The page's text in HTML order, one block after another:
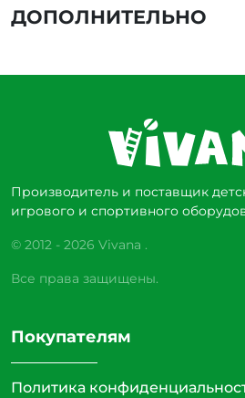
ДОПОЛНИТЕЛЬНО
Производитель и поставщик
игрового и спортивного
© 2012 - 2026 Vivana .
Все права защищены.
Покупателям
Политика